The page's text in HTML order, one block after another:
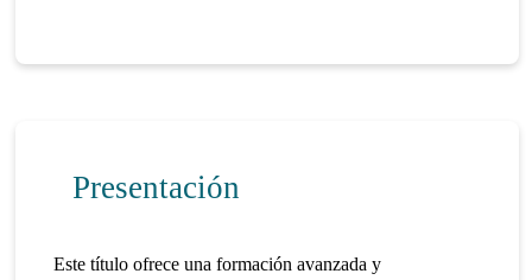
Presentación
Este título ofrece una formación avanzada y